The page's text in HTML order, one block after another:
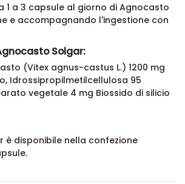
1 a 3 capsule al giorno di Agnocasto
e accompagnando l'ingestione con
Solgar:
(Vitex agnus-castus L.) 1200 mg
Idrossipropilmetilcellulosa 95
vegetale 4 mg Biossido di silicio
è disponibile nella confezione